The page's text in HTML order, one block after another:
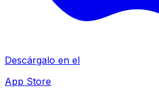
Descárgalo en el
App Store